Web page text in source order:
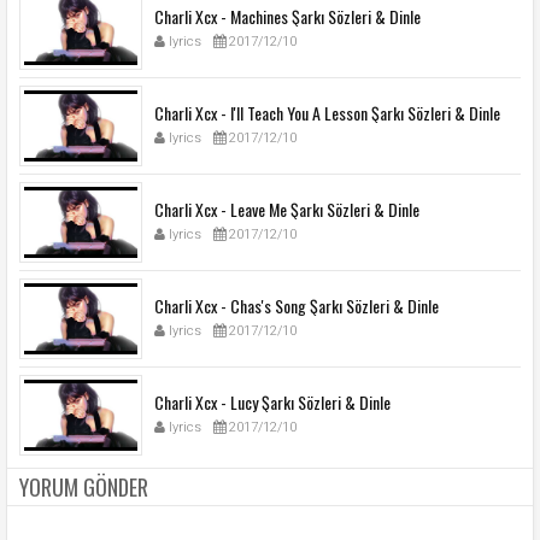
Charli Xcx - Machines Şarkı Sözleri & Dinle
lyrics 2017/12/10
Charli Xcx - I'll Teach You A Lesson Şarkı Sözleri & Dinle
lyrics 2017/12/10
Charli Xcx - Leave Me Şarkı Sözleri & Dinle
lyrics 2017/12/10
Charli Xcx - Chas's Song Şarkı Sözleri & Dinle
lyrics 2017/12/10
Charli Xcx - Lucy Şarkı Sözleri & Dinle
lyrics 2017/12/10
YORUM GÖNDER